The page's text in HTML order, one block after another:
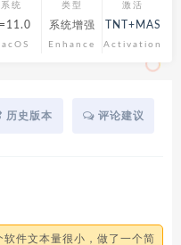
系统 类型
系统增强
Enhance
激活
TNT+MAS
Activation
历史版本 评论建议
件文本量很小，做了一个简